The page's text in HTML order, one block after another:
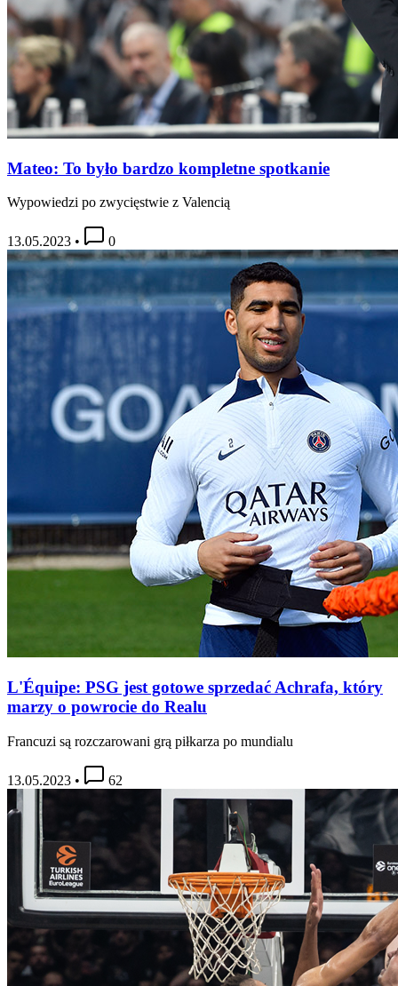
Mateo: To było bardzo kompletne spotkanie
Wypowiedzi po zwycięstwie z Valencią
13.05.2023 • 0
L'Équipe: PSG jest gotowe sprzedać Achrafa, który
marzy o powrocie do Realu
Francuzi są rozczarowani grą piłkarza po mundialu
13.05.2023 • 62